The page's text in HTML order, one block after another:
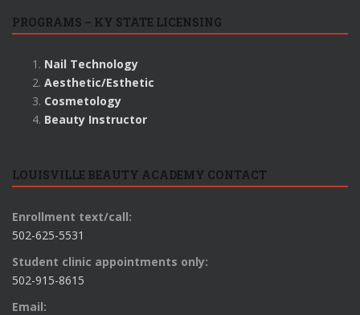
PROGRAMS – KY STATE LICENSING
Nail Technology
Aesthetic/Esthetic
Cosmetology
Beauty Instructor
LOUISVILLE BEAUTY ACADEMY CONTACT
Enrollment text/call:
502-625-5531
Student clinic appointments only:
502-915-8615
Email: